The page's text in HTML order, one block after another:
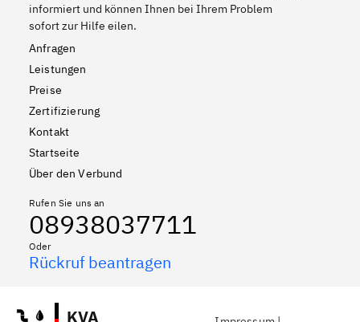
informiert und können Ihnen bei Ihrem Problem
sofort zur Hilfe eilen.
Anfragen
Leistungen
Preise
Zertifizierung
Kontakt
Startseite
Über den Verbund
Rufen Sie uns an
08938037711
Oder
Rückruf beantragen
KVA